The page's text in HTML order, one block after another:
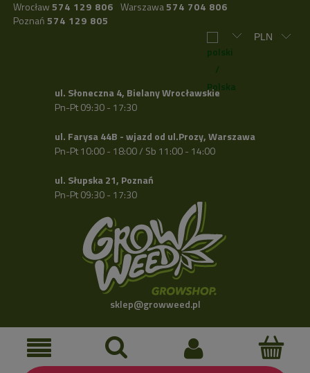
Wrocław 574 129 806 Warszawa574 704 806
Poznań 574 129 805
ul. Słoneczna 4, Bielany Wrocławskie
Pn-Pt 09:30 - 17:30
ul. Farysa 44B - wjazd od ul.Prozy, Warszawa
Pn-Pt 10:00 - 18:00 / Sb 11:00 - 14:00
ul. Słupska 21, Poznań
Pn-Pt 09:30 - 17:30
sklep@growweed.pl